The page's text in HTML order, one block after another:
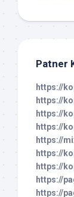
Patner
https://
https://
https://
https://
https://
https://
https://
https://
https://